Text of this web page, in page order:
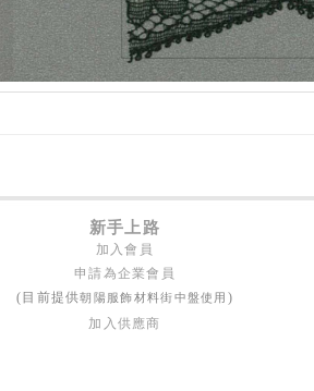
新手上路
加入會員
申請為企業會員
(目前提供朝陽服飾材料街中盤使用 )
加入供應商